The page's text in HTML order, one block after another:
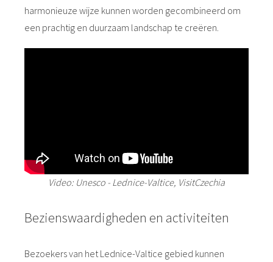
harmonieuze wijze kunnen worden gecombineerd om
een prachtig en duurzaam landschap te creëren.
Video: Unesco - Lednice-Valtice, VisitCzechia
Bezienswaardigheden en activiteiten
Bezoekers van het Lednice-Valtice gebied kunnen